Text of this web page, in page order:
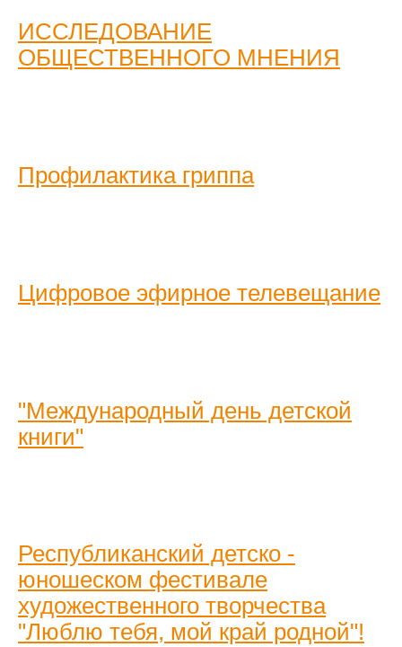
ИССЛЕДОВАНИЕ
ОБЩЕСТВЕННОГО МНЕНИЯ
Профилактика гриппа
Цифровое эфирное телевещание
"Международный день детской
книги"
Республиканский детско -
юношеском фестивале
художественного творчества
"Люблю тебя, мой край родной"!